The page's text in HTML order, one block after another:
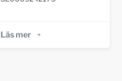
Läs mer